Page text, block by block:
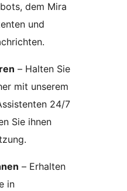
dem Mira
und
– Halten Sie
mit unserem
24/7
Sie ihnen
– Erhalten
in